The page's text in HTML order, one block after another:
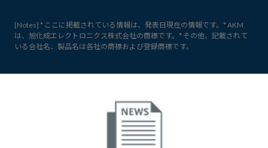
[Notes] * ここに掲載されている情報は、発表日現在の情報です。* AKM
は、旭化成エレクトロニクス株式会社の商標です。* その他、記載されて
いる会社名、製品名は各社の商標および登録商標です。